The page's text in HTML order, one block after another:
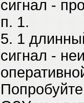
сигнал -
п. 1.
5. 1
сигнал -